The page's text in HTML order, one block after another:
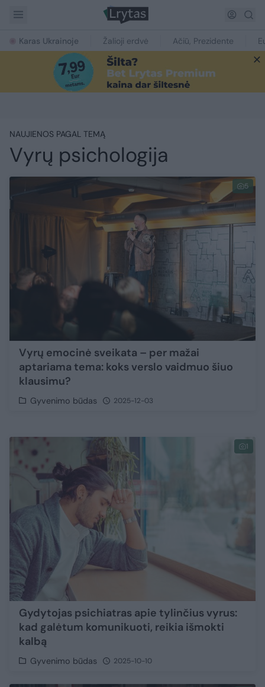
Karas Ukrainoje Žalioji erdvė Ačiū, Prezidente
NAUJIENOS PAGAL TEMĄ
Vyrų psichologija
5
Vyrų emocinė sveikata – per mažai
aptariama tema: koks verslo vaidmuo šiuo
klausimu?
Gyvenimo būdas 2025-12-03
1
Gydytojas psichiatras apie tylinčius vyrus:
kad galėtum komunikuoti, reikia išmokti
kalbą
Gyvenimo būdas 2025-10-10